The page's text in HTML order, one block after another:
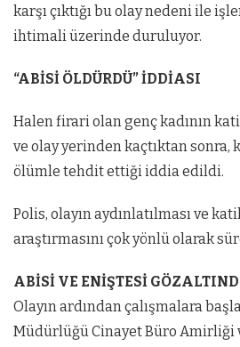
karşı çıktığı bu olay nedeni ile
ihtimali üzerinde duruluyor.
“ABİSİ ÖLDÜRDÜ” İDDİASI
Halen firari olan genç kadının
ve olay yerinden kaçtıktan sonra,
ölümle tehdit ettiği iddia edildi.
Polis, olayın aydınlatılması ve
araştırmasını çok yönlü olarak
ABİSİ VE ENİŞTESİ
Olayın ardından çalışmalara
Müdürlüğü Cinayet Büro Amirliği